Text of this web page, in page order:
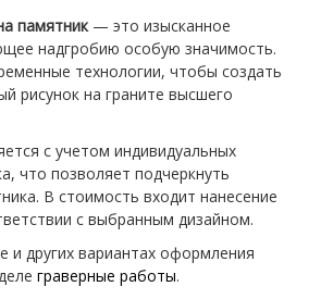
памятник — это изысканное
надгробию особую значимость.
технологии, чтобы создать
рисунок на граните высшего
с учетом индивидуальных
что позволяет подчеркнуть
В стоимость входит нанесение
с выбранным дизайном.
и других вариантах оформления
граверные работы.